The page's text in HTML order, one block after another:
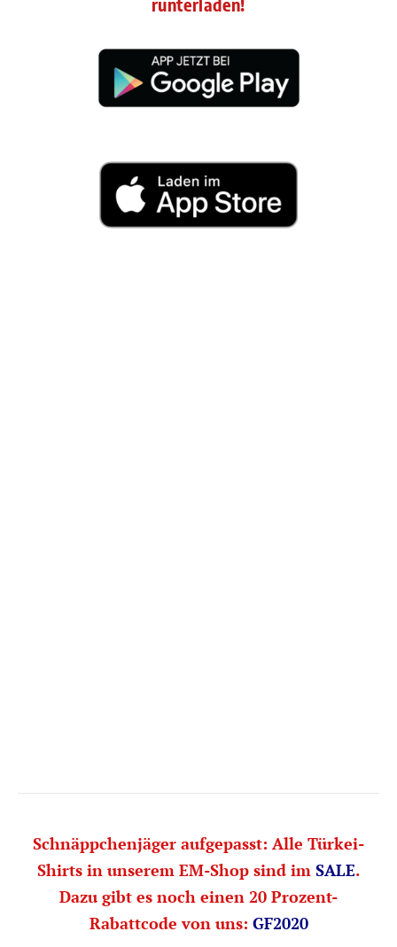
Schnäppchenjäger aufgepasst: Alle Türkei-
Shirts in unserem EM-Shop sind im SALE.
Dazu gibt es noch einen 20 Prozent-
Rabattcode von uns: GF2020